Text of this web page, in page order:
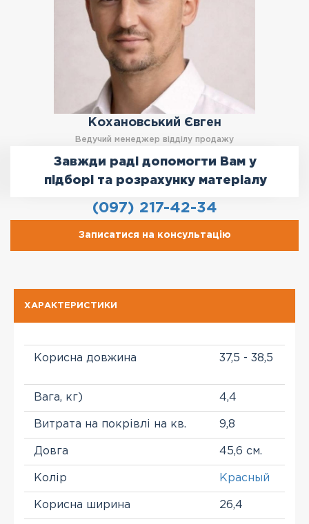
Кохановський Євген
Ведучий менеджер відділу продажу
Завжди раді допомогти Вам у
підборі та розрахунку матеріалу
(097) 217-42-34
Записатися на консультацію
ХАРАКТЕРИСТИКИ
Корисна довжина 37,5 - 38,5
Вага, кг) 4,4
Витрата на покрівлі на кв. 9,8
Довга 45,6 см.
Колір Красный
Корисна ширина 26,4